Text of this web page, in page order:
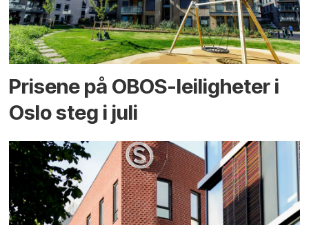
Prisene på OBOS-leiligheter i
Oslo steg i juli